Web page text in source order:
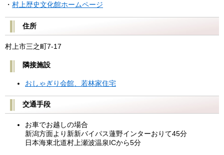
・ 村上歴史文化館ホームページ
住所
村上市三之町7-17
隣接施設
おしゃぎり会館、若林家住宅
交通手段
お車でお越しの場合
新潟方面より新新バイパス蓮野インターおりて45分
日本海東北道村上瀬波温泉ICから5分